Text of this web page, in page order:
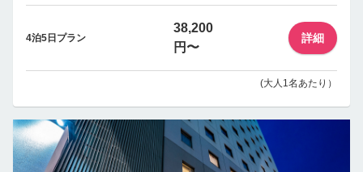
4泊5日プラン
38,200
円〜
詳細
(大人1名あたり）